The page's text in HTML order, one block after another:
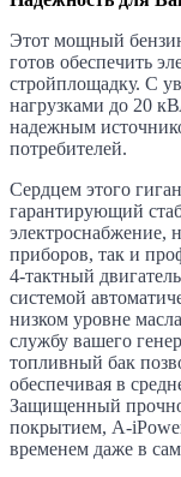
Этот мощный
готов обеспечить
стройплощадку. С
нагрузками до 20
надежным
потребителей.
Сердцем этого
гарантирующий
электроснабжение,
приборов, так и
4-тактный
системой
низком уровне
службу вашего
топливный бак
обеспечивая в
Защищенный
покрытием, A-
временем даже в